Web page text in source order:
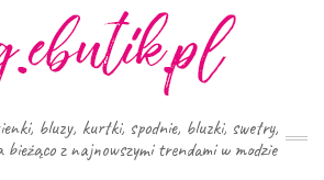
bluzy, kurtki, spodnie, bluzki, swetry,
z najnowszymi trendami w modzie